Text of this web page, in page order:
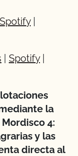
Spotify|
Spotify|
la
Mordisco 4:
y las
directa al